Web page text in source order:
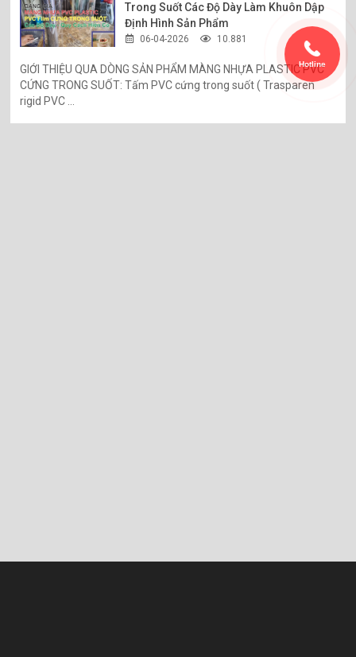
Trong Suốt Các Độ Dày Làm Khuôn Dập
Định Hình Sản Phẩm
06-04-2026 10.881
GIỚI THIỆU QUA DÒNG SẢN PHẨM MÀNG NHỰA PLASTIC PVC
CỨNG TRONG SUỐT: Tấm PVC cứng trong suốt ( Trasparen
rigid PVC ...
Hotline